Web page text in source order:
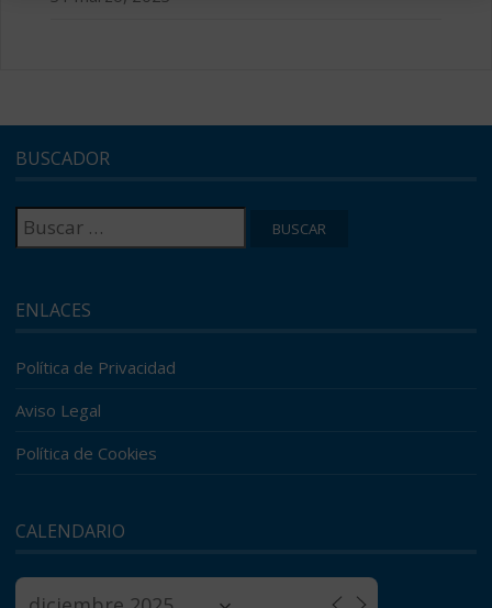
BUSCADOR
Buscar:
ENLACES
Política de Privacidad
Aviso Legal
Política de Cookies
CALENDARIO